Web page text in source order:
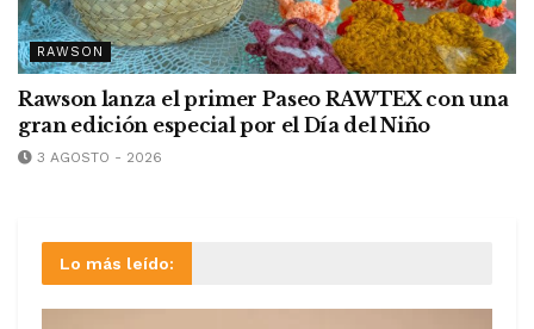
RAWSON
Rawson lanza el primer Paseo RAWTEX con una
gran edición especial por el Día del Niño
3 AGOSTO - 2026
Lo más leído: